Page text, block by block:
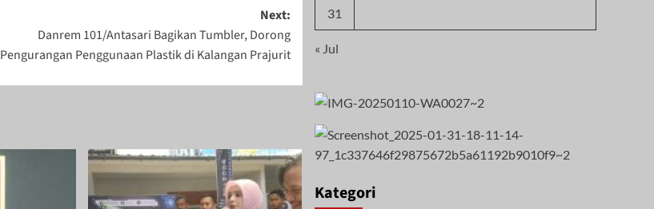
Next:
Danrem 101/Antasari Bagikan Tumbler, Dorong
Pengurangan Penggunaan Plastik di Kalangan Prajurit
31
« Jul
Kategori